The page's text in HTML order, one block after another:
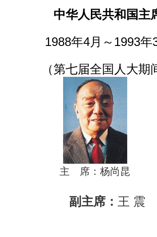
中华人民共和国主
1988年4月～1993年
（第七届全国人大期
主 席：杨尚昆
副主席： 王 震